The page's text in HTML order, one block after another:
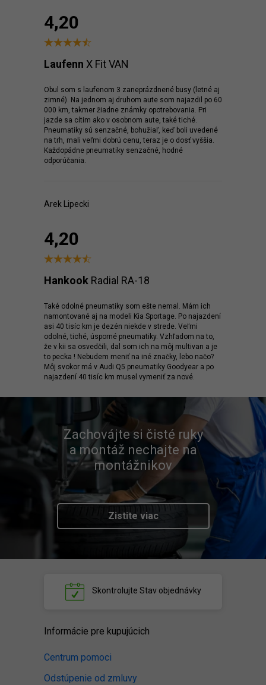
4,20
Laufenn X Fit VAN
Obul som s laufenom 3 zaneprázdnené busy (letné aj
zimné). Na jednom aj druhom aute som najazdil po 60
000 km, takmer žiadne známky opotrebovania. Pri
jazde sa cítim ako v osobnom aute, také tiché.
Pneumatiky sú senzačné, bohužiaľ, keď boli uvedené
na trh, mali veľmi dobrú cenu, teraz je o dosť vyššia.
Každopádne pneumatiky senzačné, hodné
odporúčania.
Arek Lipecki
4,20
Hankook Radial RA-18
Také odolné pneumatiky som ešte nemal. Mám ich
namontované aj na modeli Kia Sportage. Po najazdení
asi 40 tisíc km je dezén niekde v strede. Veľmi
odolné, tiché, úsporné pneumatiky. Vzhľadom na to,
že v kii sa osvedčili, dal som ich na môj multivan a je
to pecka ! Nebudem meniť na iné značky, lebo načo?
Môj svokor má v Audi Q5 pneumatiky Goodyear a po
najazdení 40 tisíc km musel vymeniť za nové.
Zachovájte si čisté ruky
a montáž nechajte na
montážnikov
Zistite viac
Skontrolujte Stav objednávky
Informácie pre kupujúcich
Centrum pomoci
Odstúpenie od zmluvy